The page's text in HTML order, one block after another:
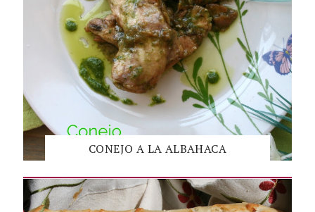
CONEJO A LA ALBAHACA